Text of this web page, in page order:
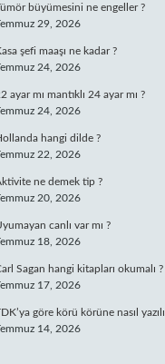
büyümesini ne engeller ?
29, 2026
şefi maaşı ne kadar ?
24, 2026
ayar mı mantıklı 24 ayar mı ?
24, 2026
hangi dilde ?
22, 2026
ne demek tip ?
20, 2026
canlı var mı ?
18, 2026
Sagan hangi kitapları okumalı ?
17, 2026
göre körü körüne nasıl
14, 2026